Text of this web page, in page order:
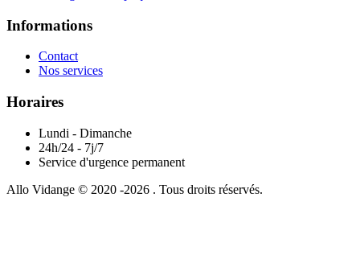
Informations
Contact
Nos services
Horaires
Lundi - Dimanche
24h/24 - 7j/7
Service d'urgence permanent
Allo Vidange © 2020 -2026 . Tous droits réservés.